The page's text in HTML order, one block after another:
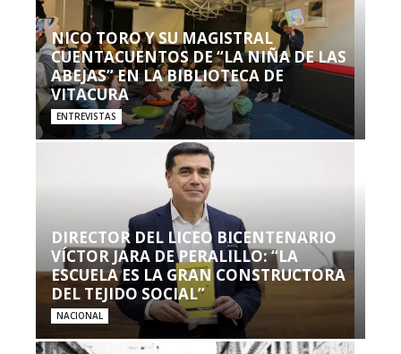
NICO TORO Y SU MAGISTRAL
CUENTACUENTOS DE “LA NIÑA DE LAS
ABEJAS” EN LA BIBLIOTECA DE
VITACURA
ENTREVISTAS
DIRECTOR DEL LICEO BICENTENARIO
VÍCTOR JARA DE PERALILLO: “LA
ESCUELA ES LA GRAN CONSTRUCTORA
DEL TEJIDO SOCIAL”
NACIONAL